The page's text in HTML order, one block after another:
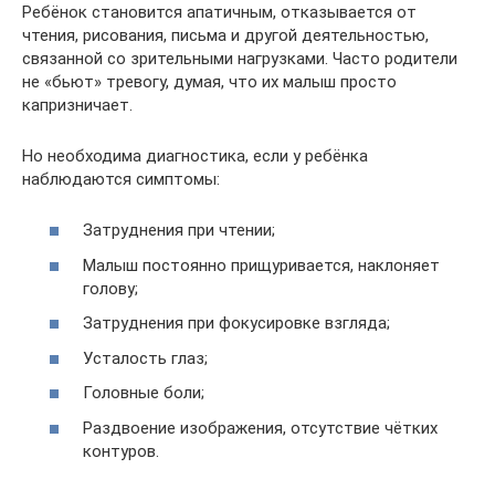
Ребёнок становится апатичным, отказывается от
чтения, рисования, письма и другой деятельностью,
связанной со зрительными нагрузками. Часто родители
не «бьют» тревогу, думая, что их малыш просто
капризничает.
Но необходима диагностика, если у ребёнка
наблюдаются симптомы:
Затруднения при чтении;
Малыш постоянно прищуривается, наклоняет
голову;
Затруднения при фокусировке взгляда;
Усталость глаз;
Головные боли;
Раздвоение изображения, отсутствие чётких
контуров.